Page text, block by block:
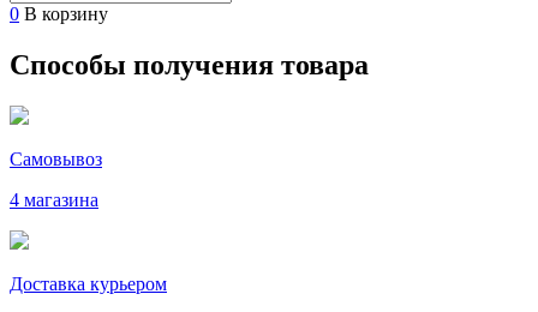
0 В корзину
Способы получения товара
Самовывоз
4 магазина
Доставка курьером